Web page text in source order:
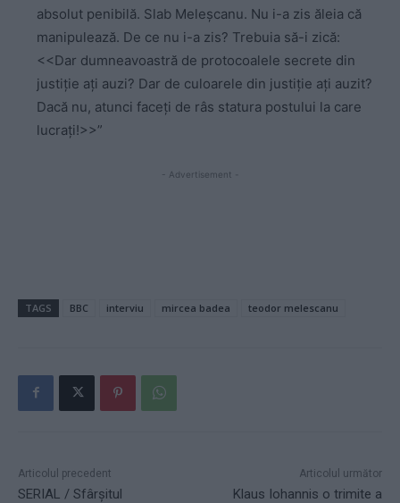
absolut penibilă. Slab Meleşcanu. Nu i-a zis ăleia că
manipulează. De ce nu i-a zis? Trebuia să-i zică:
<<Dar dumneavoastră de protocoalele secrete din
justiție ați auzi? Dar de culoarele din justiție ați auzit?
Dacă nu, atunci faceți de râs statura postului la care
lucrați!>>”
- Advertisement -
TAGS BBC interviu mircea badea teodor melescanu
Articolul precedent
SERIAL / Sfârşitul
Articolul următor
Klaus Iohannis o trimite a